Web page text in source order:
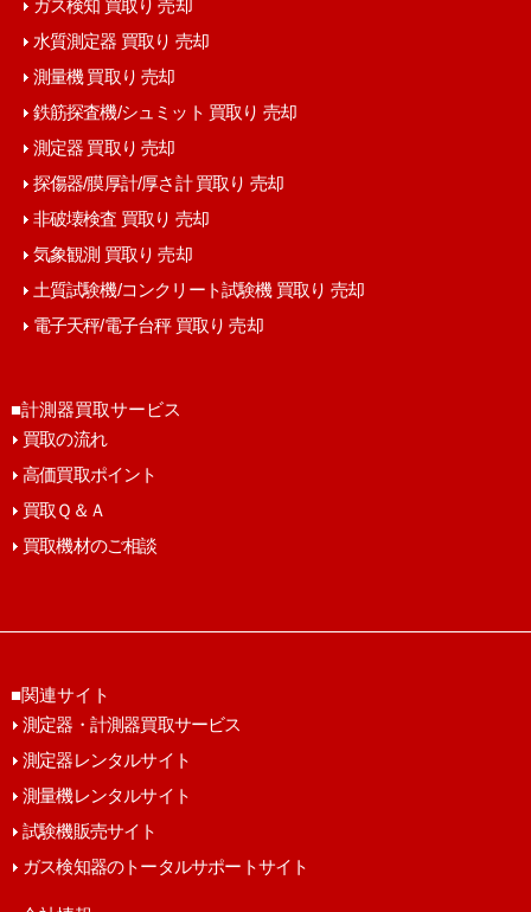
ガス検知 買取り 売却
水質測定器 買取り 売却
測量機 買取り 売却
鉄筋探査機/シュミット 買取り 売却
測定器 買取り 売却
探傷器/膜厚計/厚さ計 買取り 売却
非破壊検査 買取り 売却
気象観測 買取り 売却
土質試験機/コンクリート試験機 買取り 売却
電子天秤/電子台秤 買取り 売却
■計測器買取サービス
買取の流れ
高価買取ポイント
買取Ｑ＆Ａ
買取機材のご相談
■関連サイト
測定器・計測器買取サービス
測定器レンタルサイト
測量機レンタルサイト
試験機販売サイト
ガス検知器のトータルサポートサイト